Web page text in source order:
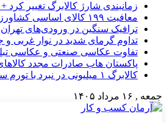
زمانبندی شارژ کالابرگ تغییر کرد
معافیت ۱۹۹ کالای اساسی کشاورزی و دارو از پرداخت عوارض ۱.۲ درصدی واردات
ترافیک سنگین در ورودی‌های تهران
تداوم گرمای شدید در نوار غربی و
تفاوت عکاسی صنعتی و عکاسی
پاکستان هاب صادرات مجدد
کالابرگ ۱ میلیونی در نبرد با تورم سه‌رقمی
جمعه , ۱۶ مرداد ۱۴۰۵